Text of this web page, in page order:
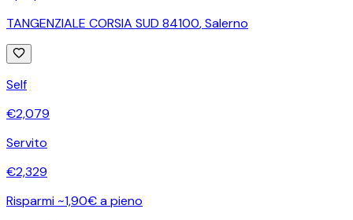
TANGENZIALE CORSIA SUD 84100,Salerno
Self
€2,079
Servito
€2,329
Risparmi ~1,90€ a pieno